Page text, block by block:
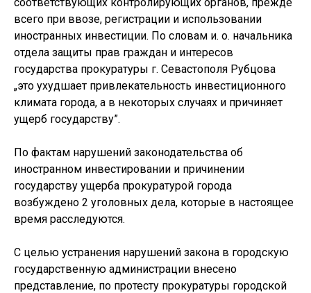
всего при ввозе, регистрации и использовании
иностранных инвестиции. По словам и. о. начальника
отдела защиты прав граждан и интересов
государства прокуратуры г. Севастополя Рубцова
„это ухудшает привлекательность инвестиционного
климата города, а в некоторых случаях и причиняет
ущерб государству”.
По фактам нарушений законодательства об
иностранном инвестировании и причинении
государству ущерба прокуратурой города
возбуждено 2 уголовных дела, которые в настоящее
время расследуются.
С целью устранения нарушений закона в городскую
государственную администрации внесено
представление, по протесту прокуратуры городской